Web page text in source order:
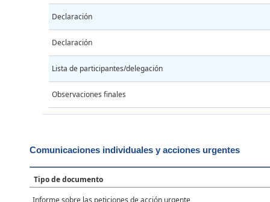
Declaración
Declaración
Lista de participantes/delegación
Observaciones finales
Comunicaciones individuales y acciones urgentes
Tipo de documento
Informe sobre las peticiones de acción urgente